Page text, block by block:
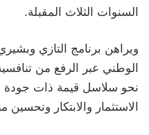
السنوات الثلاث المقبلة.
ويراهن برنامج التازي
الوطني عبر الرفع من
نحو سلاسل قيمة ذات جودة
الاستثمار والابتكار وتحسين